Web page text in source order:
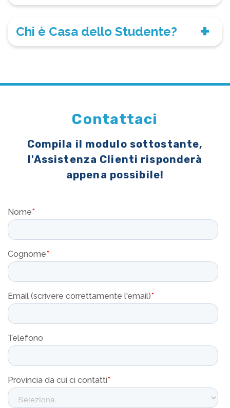
Chi è Casa dello Studente?
Contattaci
Compila il modulo sottostante,
l'Assistenza Clienti risponderà
appena possibile!